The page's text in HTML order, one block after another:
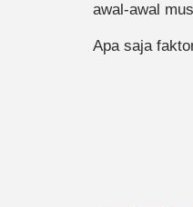
awal-awal
Apa saja